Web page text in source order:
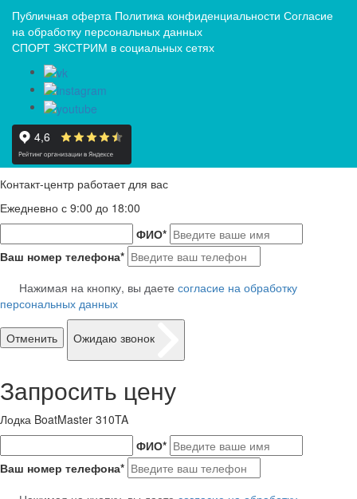
Публичная оферта Политика конфиденциальности Согласие
на обработку персональных данных
СПОРТ ЭКСТРИМ в социальных сетях
Контакт-центр работает для вас
Ежедневно с 9:00 до 18:00
ФИО*
Ваш номер телефона*
Нажимая на кнопку, вы даете согласие на обработку
персональных данных
Отменить Ожидаю звонок
Запросить цену
Лодка BoatMaster 310TA
ФИО*
Ваш номер телефона*